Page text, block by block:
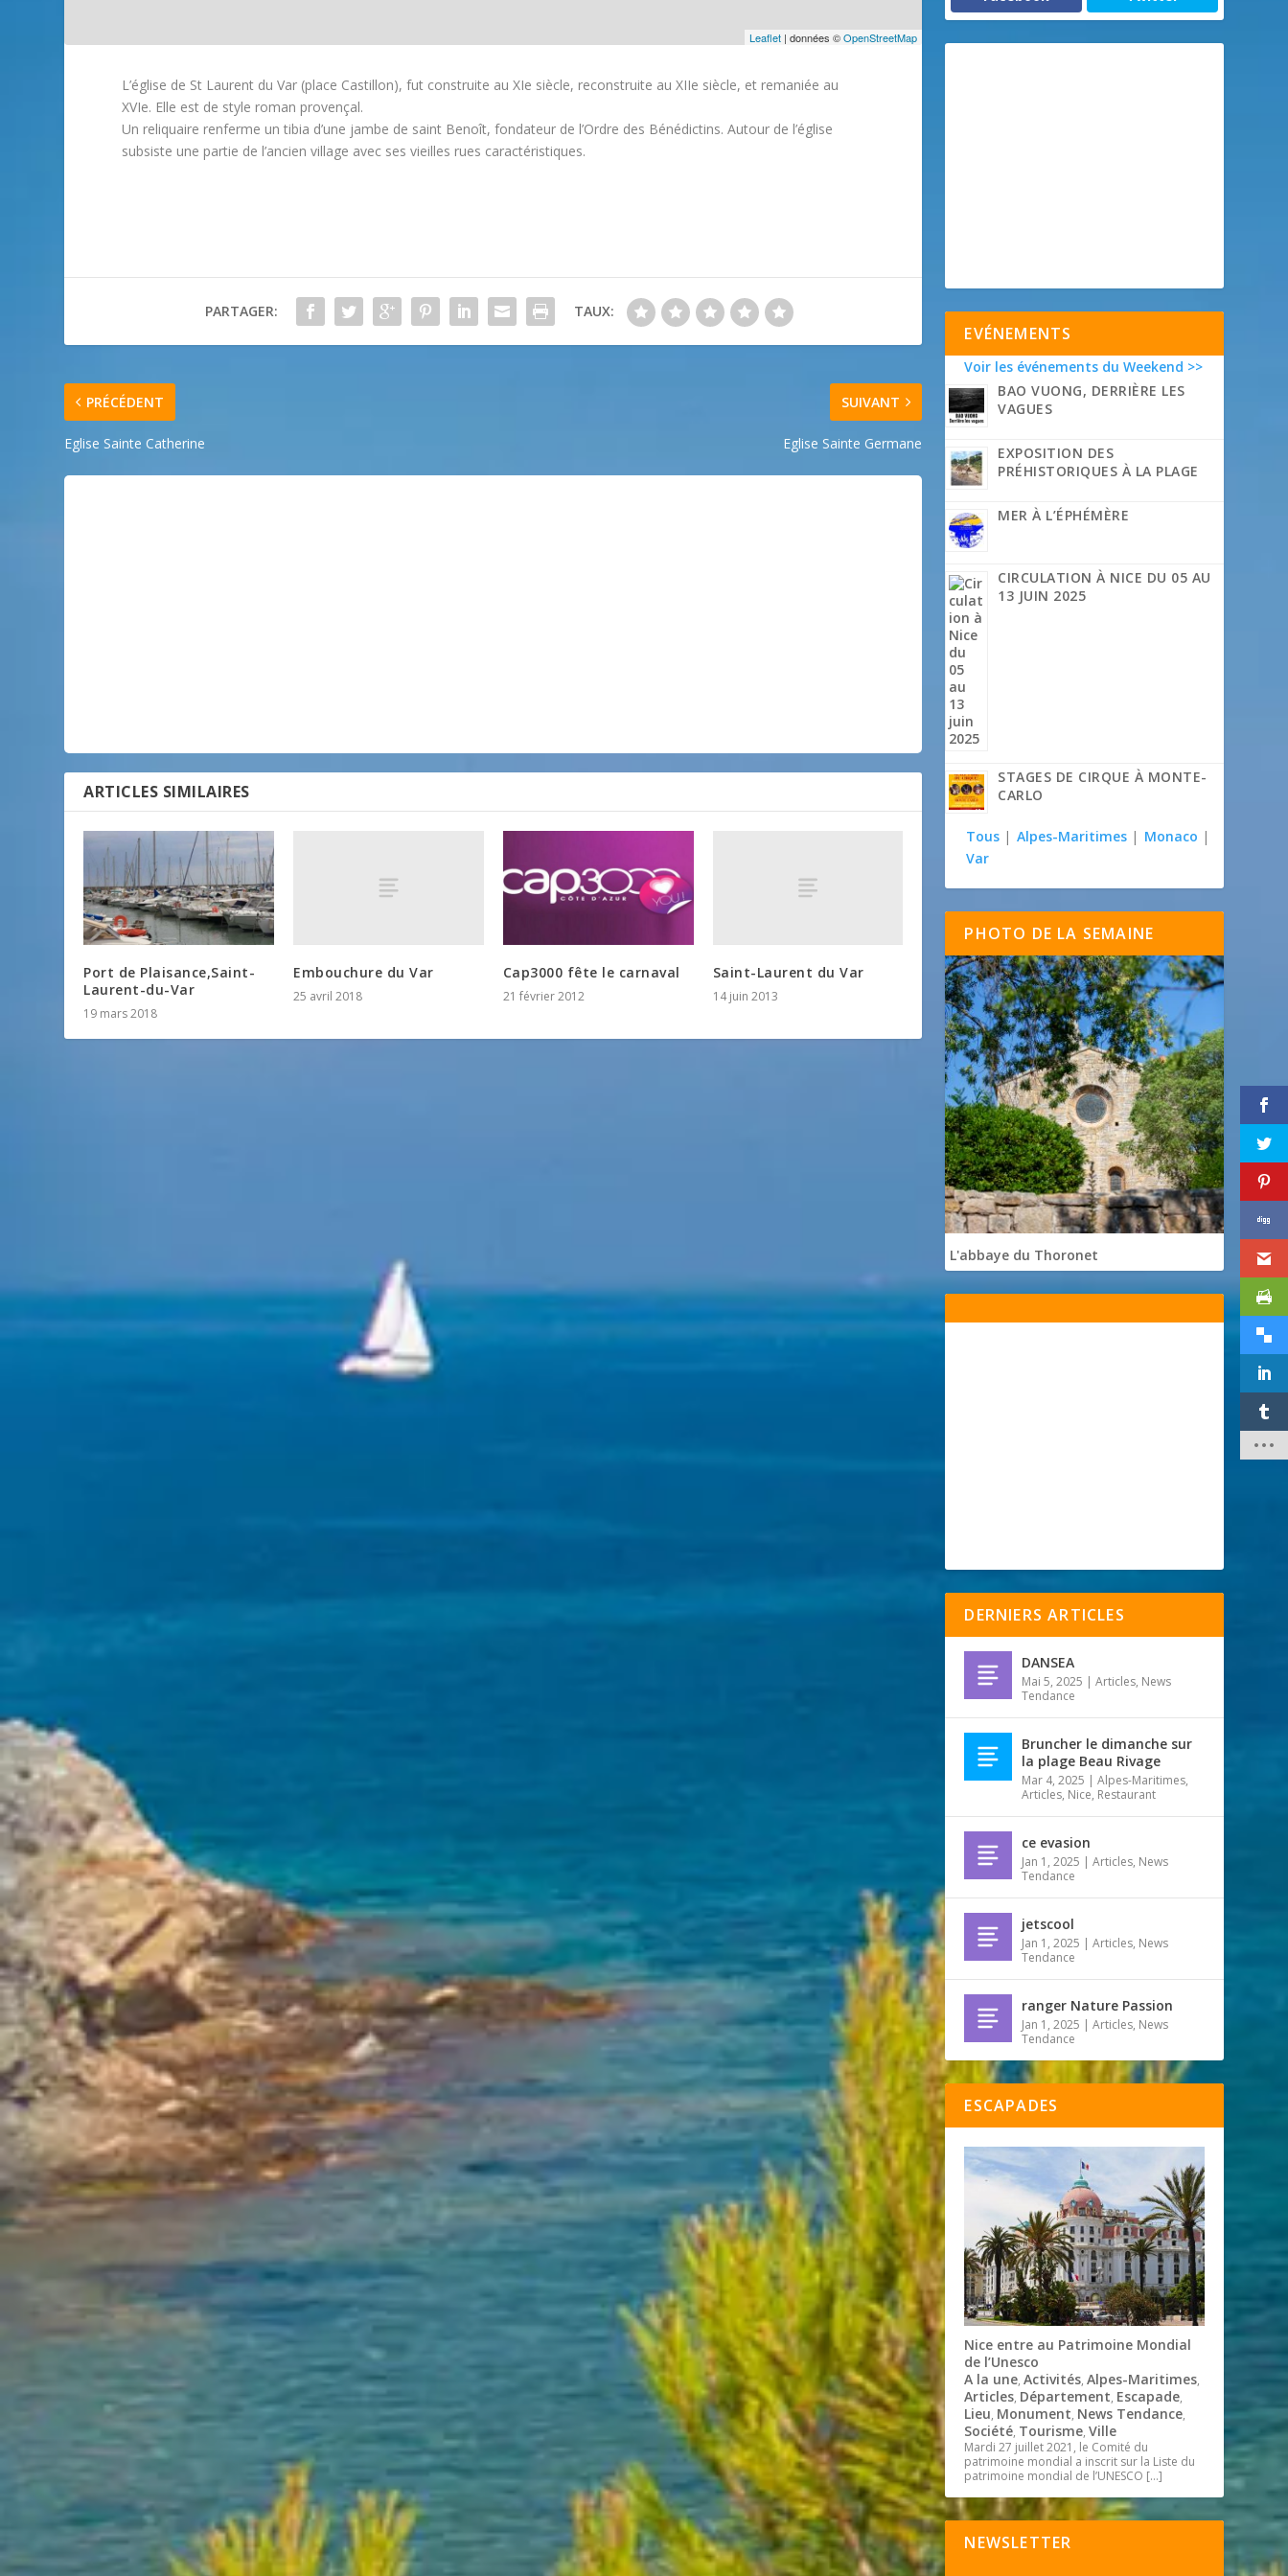
Leaflet | données ©OpenStreetMap
L’église de St Laurent du Var (place Castillon), fut construite au XIe siècle, reconstruite au XIIe siècle, et remaniée au
XVIe. Elle est de style roman provençal.
Un reliquaire renferme un tibia d’une jambe de saint Benoît, fondateur de l’Ordre des Bénédictins. Autour de l’église
subsiste une partie de l’ancien village avec ses vieilles rues caractéristiques.
PARTAGER: TAUX:
PRÉCÉDENT
Eglise Sainte Catherine
SUIVANT
Eglise Sainte Germane
ARTICLES SIMILAIRES
Port de Plaisance,Saint-
Laurent-du-Var
19 mars 2018
Embouchure du Var
25 avril 2018
Cap3000 fête le carnaval
21 février 2012
Saint-Laurent du Var
14 juin 2013
EVÉNEMENTS
Voir les événements du Weekend >>
BAO VUONG, DERRIÈRE LES
VAGUES
EXPOSITION DES
PRÉHISTORIQUES À LA PLAGE
MER À L’ÉPHÉMÈRE
CIRCULATION À NICE DU 05 AU
13 JUIN 2025
STAGES DE CIRQUE À MONTE-
CARLO
Tous | Alpes-Maritimes | Monaco |
Var
PHOTO DE LA SEMAINE
L'abbaye du Thoronet
DERNIERS ARTICLES
DANSEA
Mai 5, 2025 |Articles, News
Tendance
Bruncher le dimanche sur
la plage Beau Rivage
Mar 4, 2025 |Alpes-Maritimes,
Articles, Nice, Restaurant
ce evasion
Jan 1, 2025 |Articles, News
Tendance
jetscool
Jan 1, 2025 |Articles, News
Tendance
ranger Nature Passion
Jan 1, 2025 |Articles, News
Tendance
ESCAPADES
Nice entre au Patrimoine Mondial
de l’Unesco
A la une,Activités,Alpes-Maritimes,
Articles, Département, Escapade,
Lieu, Monument, News Tendance,
Société, Tourisme,Ville
Mardi 27 juillet 2021, le Comité du
patrimoine mondial a inscrit sur la Liste du
patrimoine mondial de l’UNESCO […]
NEWSLETTER